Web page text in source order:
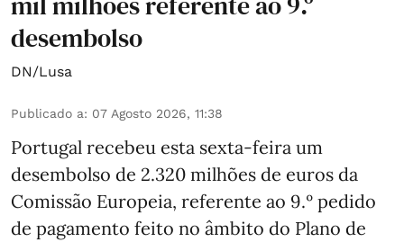
desembolso
DN/Lusa
Publicado a: 07 Agosto 2026, 11:38
Portugal recebeu esta sexta-feira um
desembolso de 2.320 milhões de euros da
Comissão Europeia, referente ao 9.º pedido
de pagamento feito no âmbito do Plano de